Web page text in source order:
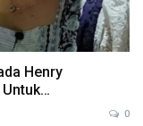
Henry
Untuk…
0